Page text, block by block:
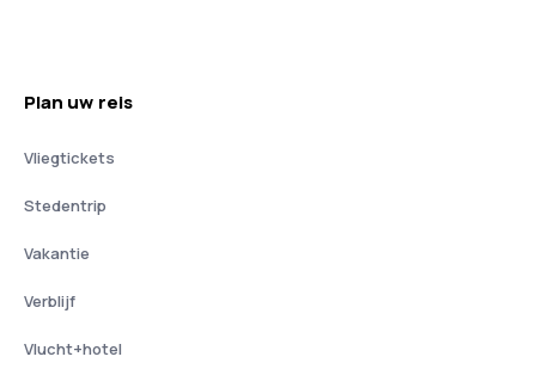
Plan uw reis
Vliegtickets
Stedentrip
Vakantie
Verblijf
Vlucht+hotel